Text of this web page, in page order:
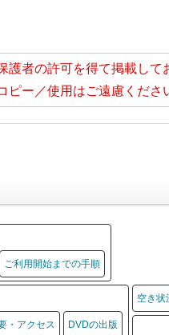
者の許可を得て掲載して
ー／使用はご遠慮くださ
ご利用開始までの手順
・アクセス DVDの出版
空き状